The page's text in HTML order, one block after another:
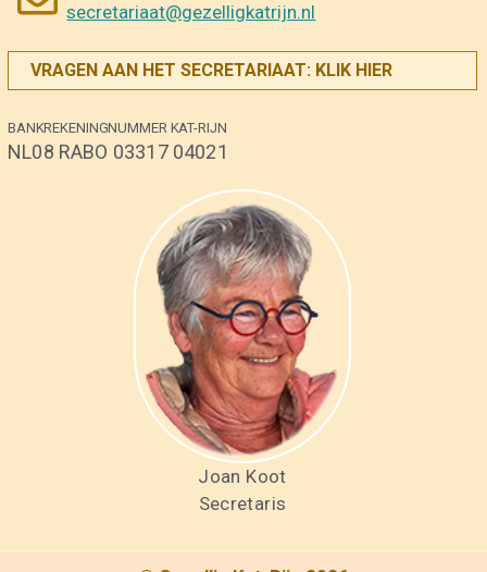
secretariaat@gezelligkatrijn.nl
VRAGEN AAN HET SECRETARIAAT: KLIK HIER
BANKREKENINGNUMMER KAT-RIJN
NL08 RABO 03317 04021
Joan Koot
Secretaris